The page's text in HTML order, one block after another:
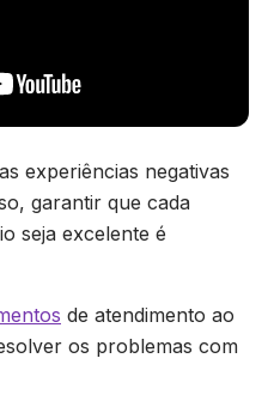
experiências negativas
garantir que cada
seja excelente é
de atendimento ao
os problemas com